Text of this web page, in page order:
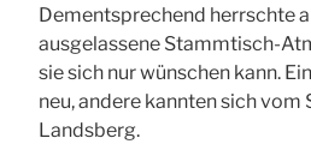
Dementsprechend herrschte
ausgelassene Stammtisch-
sie sich nur wünschen kann.
neu, andere kannten sich
Landsberg.